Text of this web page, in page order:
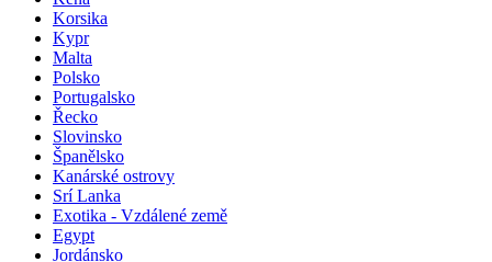
Korsika
Kypr
Malta
Polsko
Portugalsko
Řecko
Slovinsko
Španělsko
Kanárské ostrovy
Srí Lanka
Exotika - Vzdálené země
Egypt
Jordánsko